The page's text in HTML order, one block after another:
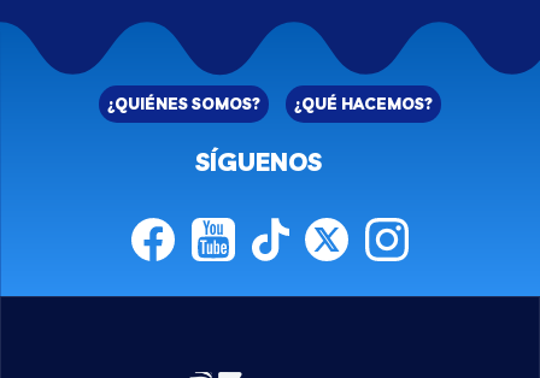
¿QUIÉNES SOMOS? ¿QUÉ HACEMOS?
SÍGUENOS